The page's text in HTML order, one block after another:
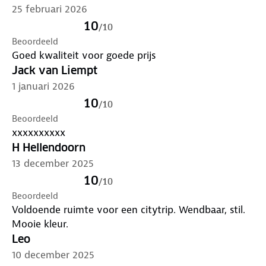
* De Transportation Security Administration (TSA) is
een agentschap van het Amerikaanse ministerie van
Binnenlandse Veiligheid (Homeland Security) dat
gezag over de veiligheid van de reizigers in de
Verenigde Staten uitoefent.
25 februari 2026
10/10
Beoordeeld
Goed kwaliteit voor goede prijs
Jack van Liempt
1 januari 2026
10/10
Beoordeeld
xxxxxxxxxx
H Hellendoorn
13 december 2025
10/10
Beoordeeld
Voldoende ruimte voor een citytrip. Wendbaar, stil.
Mooie kleur.
Leo
10 december 2025